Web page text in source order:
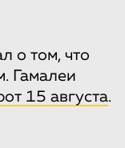
о том, что
Гамалеи
15 августа.